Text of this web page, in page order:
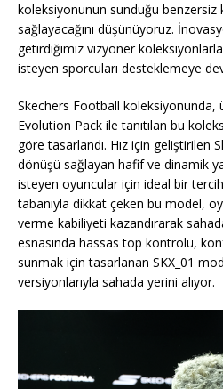
koleksiyonunun sunduğu
sağlayacağını düşünüyoruz.
getirdiğimiz vizyoner koleksiyonlarla
isteyen sporcuları desteklemeye
Skechers Football koleksiyonunda,
Evolution Pack ile tanıtılan bu
göre tasarlandı. Hız için geliştirilen
dönüşü sağlayan hafif ve dinamik
isteyen oyuncular için ideal bir
tabanıyla dikkat çeken bu model,
verme kabiliyeti kazandırarak
esnasında hassas top kontrolü,
sunmak için tasarlanan SKX_01
versiyonlarıyla sahada yerini alıyor.